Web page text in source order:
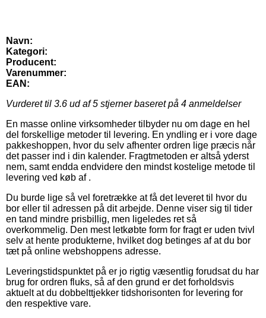
Navn:
Kategori:
Producent:
Varenummer:
EAN:
Vurderet til 3.6 ud af 5 stjerner baseret på 4 anmeldelser
En masse online virksomheder tilbyder nu om dage en hel
del forskellige metoder til levering. En yndling er i vore dage
pakkeshoppen, hvor du selv afhenter ordren lige præcis når
det passer ind i din kalender. Fragtmetoden er altså yderst
nem, samt endda endvidere den mindst kostelige metode til
levering ved køb af .
Du burde lige så vel foretrække at få det leveret til hvor du
bor eller til adressen på dit arbejde. Denne viser sig til tider
en tand mindre prisbillig, men ligeledes ret så
overkommelig. Den mest letkøbte form for fragt er uden tvivl
selv at hente produkterne, hvilket dog betinges af at du bor
tæt på online webshoppens adresse.
Leveringstidspunktet på er jo rigtig væsentlig forudsat du har
brug for ordren fluks, så af den grund er det forholdsvis
aktuelt at du dobbelttjekker tidshorisonten for levering for
den respektive vare.